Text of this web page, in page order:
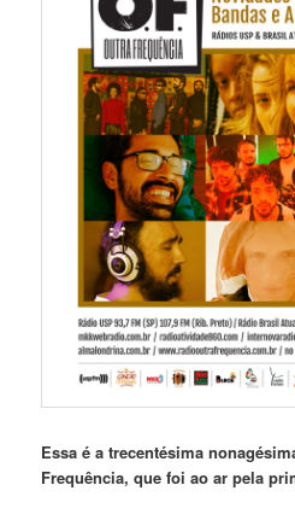
Essa é a trecentésima
Frequência, que foi ao ar pela